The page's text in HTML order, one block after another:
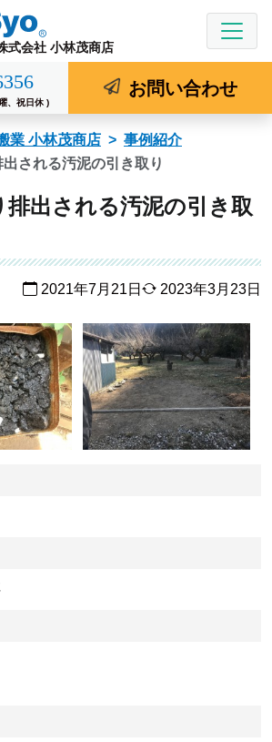
式会社 小林茂商店
、祝日休 )
お問い合わせ
業 小林茂商店
事例紹介
される汚泥の引き取り
排出される汚泥の引き取
2021年7月21日 2023年3月23日